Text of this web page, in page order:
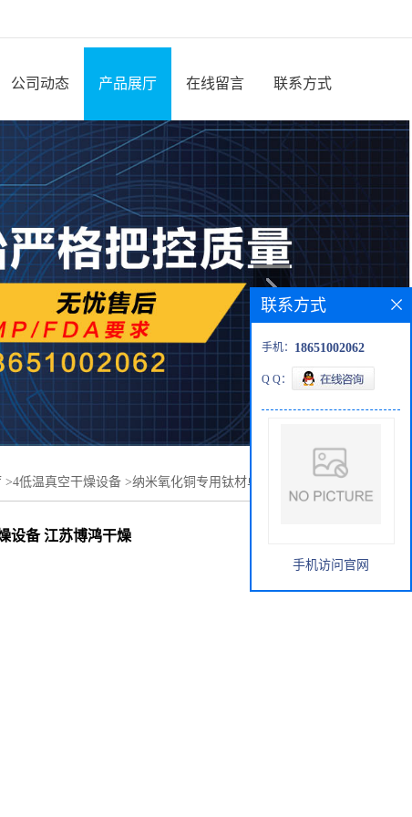
公司动态 产品展厅 在线留言 联系方式
>4低温真空干燥设备 >纳米氧化铜专用钛材单锥真空干燥机
设备 江苏博鸿干燥
联系方式
手机： 18651002062
Q Q：
手机访问官网